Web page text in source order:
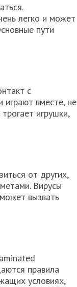
легко и может
пути
с
вместе, не
игрушки,
от других,
Вирусы
вызвать
правила
условиях,